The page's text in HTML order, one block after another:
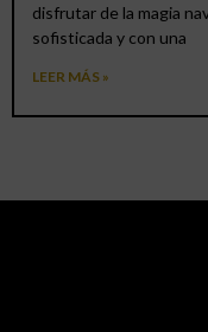
disfrutar de la magia
sofisticada y con una
LEER MÁS »